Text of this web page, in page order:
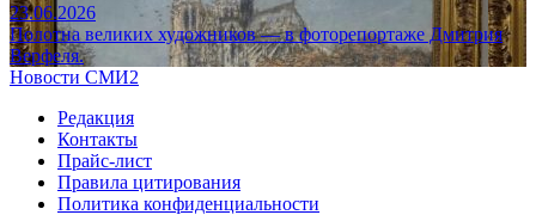
23.06.2026
Полотна великих художников — в фоторепортаже Дмитрия
Верфеля.
Новости СМИ2
Редакция
Контакты
Прайс-лист
Правила цитирования
Политика конфиденциальности